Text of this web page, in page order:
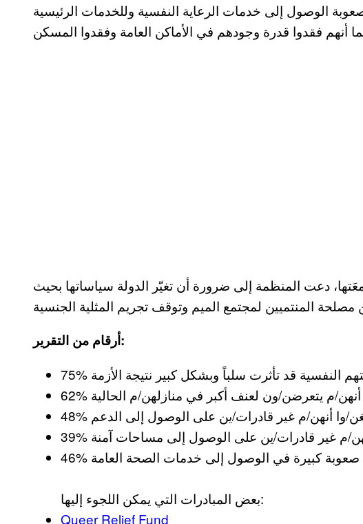
الوصول إلى خدمات الرعاية النفسية وللخدمات الرئيسية
دعت المنظمة إلى ضرورة أن تغيّر الدولة سياساتها بحيث
أرقام من التقرير:
بعض المبادرات التي يمكن اللجوء إليها:
Queer Relief Fund